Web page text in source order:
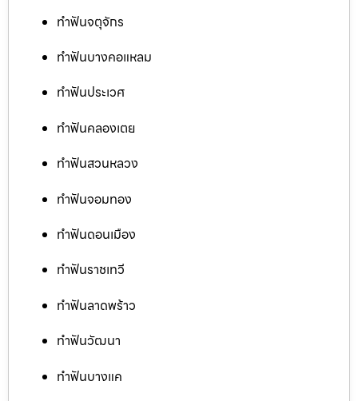
ทำฟันจตุจักร
ทำฟันบางคอแหลม
ทำฟันประเวศ
ทำฟันคลองเตย
ทำฟันสวนหลวง
ทำฟันจอมทอง
ทำฟันดอนเมือง
ทำฟันราชเทวี
ทำฟันลาดพร้าว
ทำฟันวัฒนา
ทำฟันบางแค